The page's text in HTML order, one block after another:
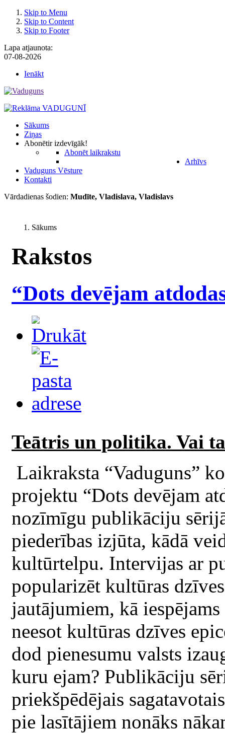
Skip to Menu
Skip to Content
Skip to Footer
Lapa atjaunota:
07-08-2026
Ienākt
Sākums
Ziņas
Abonētir izdevīgāk!
Abonēt laikrakstu
Arhīvs
Vaduguns Vēsture
Kontakti
Vārdadienas šodien: Mudīte, Vladislava, Vladislavs
Sākums
Rakstos
“Dots devējam
Teātris un politika. Vai
Laikraksta “Vaduguns”
projektu “Dots devējam
nozīmīgu publikāciju
piederības izjūta, kādā
kultūrtelpu. Intervijas ar
popularizēt kultūras
jautājumiem, kā
neesot kultūras dzīves
dod pienesumu valsts
kuru ejam? Publikāciju
priekšpēdējais
pie lasītājiem nonāks